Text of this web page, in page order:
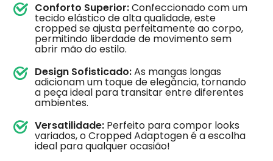
Conforto Superior:Confeccionado com um
tecido elástico de alta qualidade, este
cropped se ajusta perfeitamente ao corpo,
permitindo liberdade de movimento sem
abrir mão do estilo.
Design Sofisticado:As mangas longas
adicionam um toque de elegância, tornando
a peça ideal para transitar entre diferentes
ambientes.
Versatilidade: Perfeito para compor looks
variados, o Cropped Adaptogen é a escolha
ideal para qualquer ocasião!